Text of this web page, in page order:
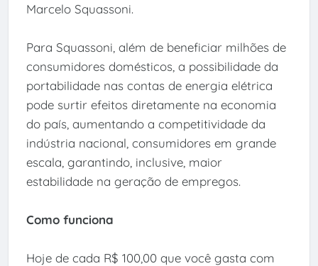
Marcelo Squassoni.
Para Squassoni, além de beneficiar milhões de
consumidores domésticos, a possibilidade da
portabilidade nas contas de energia elétrica
pode surtir efeitos diretamente na economia
do país, aumentando a competitividade da
indústria nacional, consumidores em grande
escala, garantindo, inclusive, maior
estabilidade na geração de empregos.
Como funciona
Hoje de cada R$ 100,00 que você gasta com